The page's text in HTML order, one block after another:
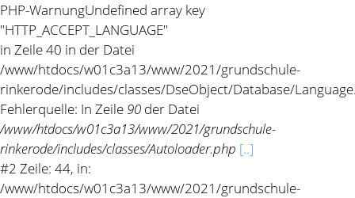
PHP-WarnungUndefined array key
"HTTP_ACCEPT_LANGUAGE"
in Zeile 40 in der Datei
/www/htdocs/w01c3a13/www/2021/grundschule-
rinkerode/includes/classes/DseObject/Database/
Fehlerquelle: In Zeile 90 der Datei
/www/htdocs/w01c3a13/www/2021/grundschule-
rinkerode/includes/classes/Autoloader.php [..]
#2 Zeile: 44, in:
/www/htdocs/w01c3a13/www/2021/grundschule-